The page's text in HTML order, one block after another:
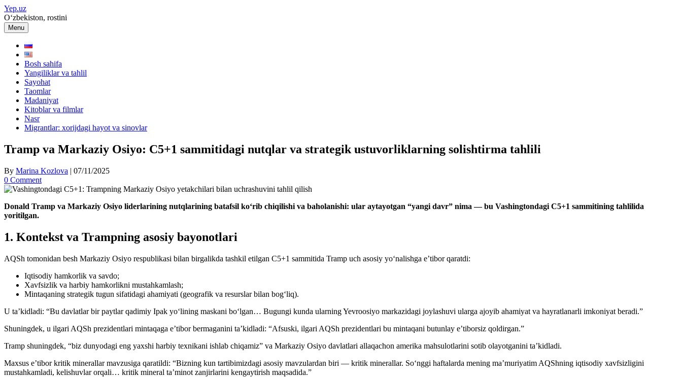
Skip
to
content
Yep.uz
O‘zbekiston, rostini
Menu
Bosh sahifa
Yangiliklar va tahlil
Sayohat
Taomlar
Madaniyat
Kitoblar va filmlar
Nasr
Migrantlar: xorijdagi hayot va sinovlar
Tramp va Markaziy Osiyo: C5+1 sammitidagi nutqlar va strategik ustuvorliklarning solishtirma tahlili
By Marina Kozlova | 07/11/2025
0 Comment
Donald Tramp va Markaziy Osiyo liderlarining nutqlarining batafsil ko‘rib chiqilishi va baholanishi: ular aytayotgan “yangi davr” nima — bu Vashingtondagi C5+1 sammitining tahlilida
yoritilgan.
1. Kontekst va Trampning asosiy bayonotlari
AQSh tomonidan besh Markaziy Osiyo respublikasi bilan birgalikda tashkil etilgan C5+1 sammitida Tramp uch asosiy yo‘nalishga e’tibor qaratdi:
Iqtisodiy hamkorlik va savdo;
Xavfsizlik va harbiy hamkorlikni mustahkamlash;
Mintaqaning strategik tugun sifatidagi ahamiyati (geografik va resurslar bilan bog‘liq).
U ta’kidladi: “Bu davlatlar bir paytlar qadimiy Ipak yo‘lining maskani bo‘lgan… Bugungi kunda ularning Yevroosiyo markazidagi joylashuvi ularga ajoyib ahamiyat va hayratlanarli imkoniyat beradi.”
Shuningdek, u ilgari AQSh prezidentlari mintaqaga e’tibor bermaganini ta’kidladi: “Afsuski, ilgari AQSh prezidentlari bu mintaqani butunlay e’tiborsiz qoldirgan.”
Tramp shuningdek, “biz dunyodagi eng yaxshi harbiy texnikani ishlab chiqamiz” va Markaziy Osiyo davlatlari allaqachon amerika mahsulotlarini sotib olayotganini ta’kidladi.
Maxsus e’tibor kritik minerallar mavzusiga qaratildi: “Bizning kun tartibimizdagi asosiy mavzulardan biri — kritik minerallar. So‘nggi haftalarda mening ma’muriyatim AQShning iqtisodiy xavfsizligini
mustahkamladi, kelishuvlar orqali… kritik mineral ta’minot zanjirlarini kengaytirish maqsadida.”